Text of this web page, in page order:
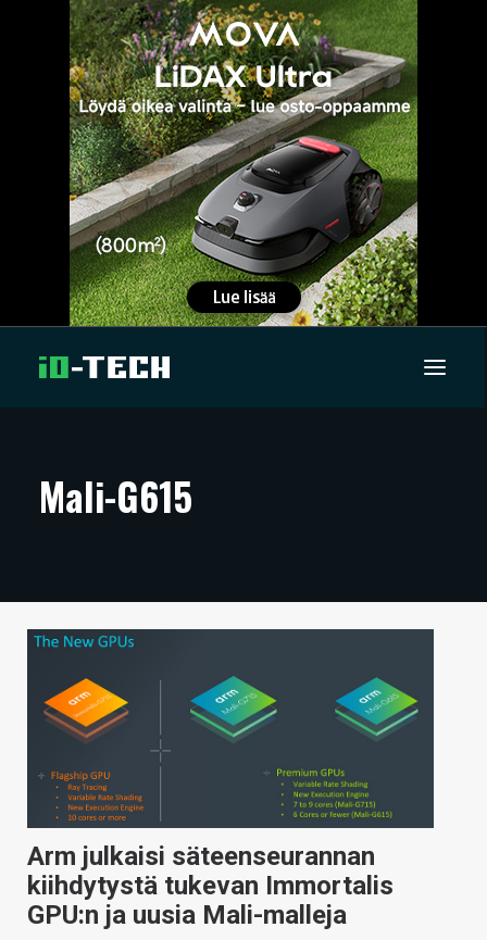
ARTIKKELIT
TECHBBS
TIETOA
HINTA.FI
KAUPPA
VAIHDA TEEMA
HAKU
Mali-G615
Arm julkaisi säteenseurannan
kiihdytystä tukevan Immortalis
GPU:n ja uusia Mali-malleja